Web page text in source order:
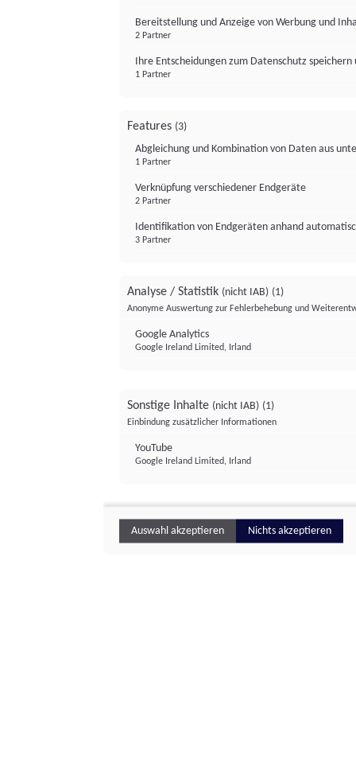
Bereitstellung und Anzeige von Werbung und
2 Partner
Ihre Entscheidungen zum Datenschutz
1 Partner
Features (3)
Abgleichung und Kombination von Daten aus
1 Partner
Verknüpfung verschiedener Endgeräte
2 Partner
Identifikation von Endgeräten anhand
3 Partner
Analyse / Statistik (nicht IAB) (1)
Anonyme Auswertung zur Fehlerbehebung und
Google Analytics
Google Ireland Limited, Irland
Sonstige Inhalte (nicht IAB) (1)
Einbindung zusätzlicher Informationen
YouTube
Google Ireland Limited, Irland
Auswahl akzeptieren Nichts akzeptieren